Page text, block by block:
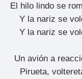
El hilo lindo se
Y la nariz se
Y la nariz se
Un avión a
Pirueta,